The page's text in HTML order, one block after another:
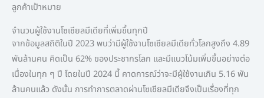
ลูกค้าเป้าหมาย
จำนวนผู้ใช้งานโซเชียลมีเดียที่เพิ่มขึ้นทุกปี
จากข้อมูลสถิติในปี 2023 พบว่ามีผู้ใช้งานโซเชียลมีเดียทั่วโลกสูงถึง 4.89
พันล้านคน คิดเป็น 62% ของประชากรโลก และมีแนวโน้มเพิ่มขึ้นอย่างต่อ
เนื่องในทุก ๆ ปี โดยในปี 2024 นี้ คาดการณ์ว่าจะมีผู้ใช้งานเกิน 5.16 พัน
ล้านคนแล้ว ดังนั้น การทำการตลาดผ่านโซเชียลมีเดียจึงเป็นเรื่องที่ทุก